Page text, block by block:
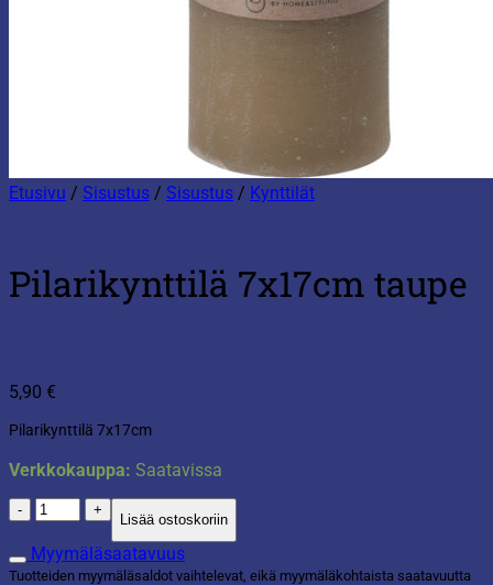
Etusivu / Sisustus / Sisustus / Kynttilät
Pilarikynttilä 7x17cm taupe
5,90 €
Pilarikynttilä 7x17cm
Verkkokauppa: Saatavissa
Pilarikynttilä
7x17cm
taupe
määrä
Lisää ostoskoriin
Myymäläsaatavuus
Tuotteiden myymäläsaldot vaihtelevat, eikä myymäläkohtaista saatavuutta